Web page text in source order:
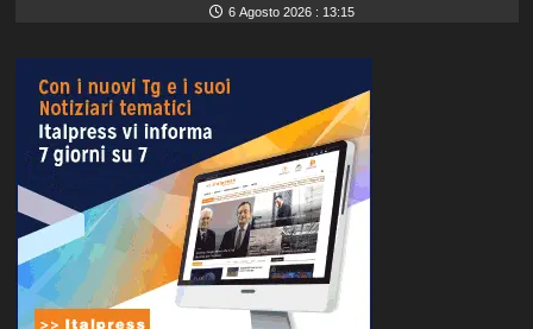
6 Agosto 2026 : 13:15